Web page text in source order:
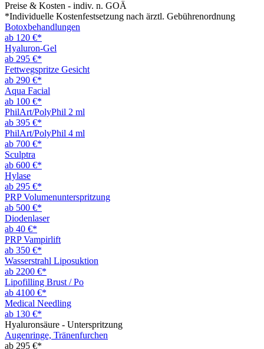
Preise & Kosten - indiv. n. GOÄ
*Individuelle Kostenfestsetzung nach ärztl. Gebührenordnung
Botoxbehandlungen
ab 120 €*
Hyaluron-Gel
ab 295 €*
Fettwegspritze Gesicht
ab 290 €*
Aqua Facial
ab 100 €*
PhilArt/PolyPhil 2 ml
ab 395 €*
PhilArt/PolyPhil 4 ml
ab 700 €*
Sculptra
ab 600 €*
Hylase
ab 295 €*
PRP Volumenunterspritzung
ab 500 €*
Diodenlaser
ab 40 €*
PRP Vampirlift
ab 350 €*
Wasserstrahl Liposuktion
ab 2200 €*
Lipofilling Brust / Po
ab 4100 €*
Medical Needling
ab 130 €*
Hyaluronsäure - Unterspritzung
Augenringe, Tränenfurchen
ab 295 €*